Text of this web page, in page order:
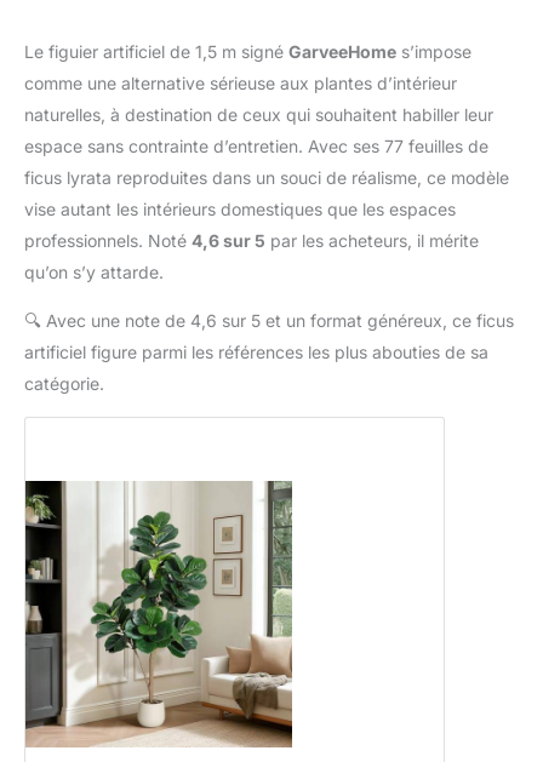
Le figuier artificiel de 1,5 m signé GarveeHome s’impose
comme une alternative sérieuse aux plantes d’intérieur
naturelles, à destination de ceux qui souhaitent habiller leur
espace sans contrainte d’entretien. Avec ses 77 feuilles de
ficus lyrata reproduites dans un souci de réalisme, ce modèle
vise autant les intérieurs domestiques que les espaces
professionnels. Noté 4,6 sur 5 par les acheteurs, il mérite
qu’on s’y attarde.
🔍 Avec une note de 4,6 sur 5 et un format généreux, ce ficus
artificiel figure parmi les références les plus abouties de sa
catégorie.